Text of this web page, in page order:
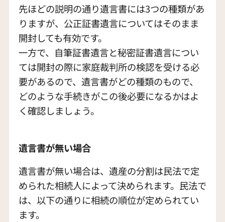
先ほどの説明の通り遺言書には3つの種類があ
りますが、公正証書遺言についてはそのまま
開封しても有効です。
一方で、自筆証書遺言と秘密証書遺言につい
ては開封の際に家庭裁判所の検認を受ける必
要があるので、遺言書がどの種類のもので、
どのような手続きがこの後必要になるかはよ
く確認しましょう。
遺言書が無い場合
遺言書が無い場合は、遺産の分割は民法で定
められた相続人によって決められます。民法で
は、以下の通りに相続の順位が定められてい
ます。